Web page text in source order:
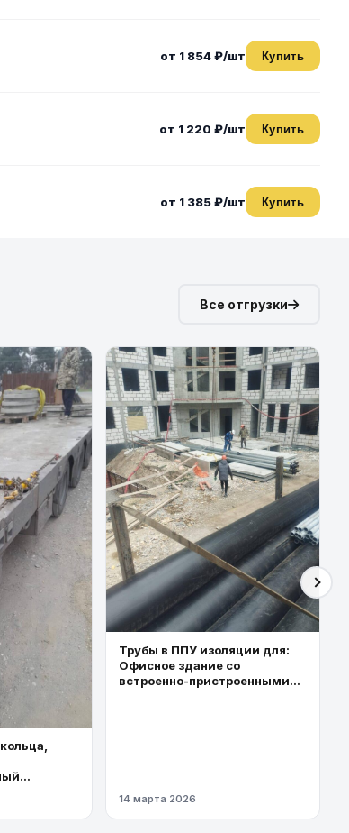
от 1 854 ₽/шт Купить
от 1 220 ₽/шт Купить
от 1 385 ₽/шт Купить
Все отгрузки
Трубы в ППУ изоляции для:
Офисное здание со
встроенно-пристроенными
14 марта 2026